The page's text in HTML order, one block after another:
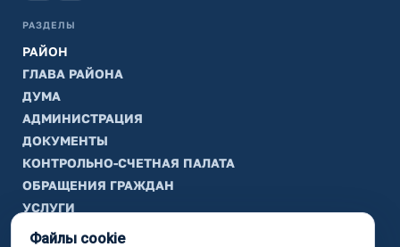
РАЗДЕЛЫ
РАЙОН
ГЛАВА РАЙОНА
ДУМА
АДМИНИСТРАЦИЯ
ДОКУМЕНТЫ
КОНТРОЛЬНО-СЧЕТНАЯ ПАЛАТА
ОБРАЩЕНИЯ ГРАЖДАН
УСЛУГИ
ТИК
Файлы cookie